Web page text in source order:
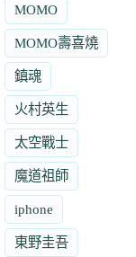
MOMO
MOMO壽喜燒
鎮魂
火村英生
太空戰士
魔道祖師
iphone
東野圭吾